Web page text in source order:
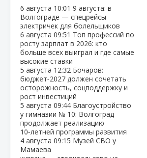
6 августа 10:01 9 августа: в
Волгограде — спецрейсы
электричек для болельщиков
6 августа 09:51 Топ профессий по
росту зарплат в 2026: кто
больше всех выиграл и где самые
высокие ставки
5 августа 12:32 Бочаров:
бюджет‑2027 должен сочетать
осторожность, соцподдержку и
рост инвестиций
5 августа 09:44 Благоустройство
у гимназии № 10: Волгоград
продолжает реализацию
10‑летней программы развития
4 августа 09:15 Музей СВО у
Мамаева